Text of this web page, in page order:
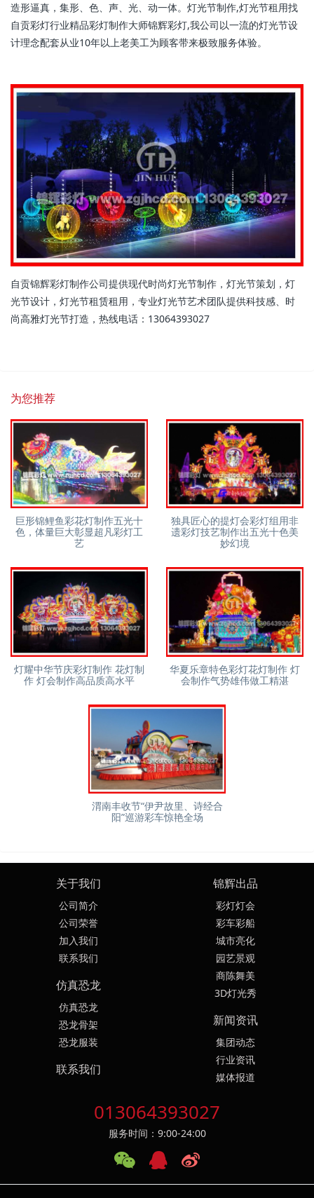
造形逼真，集形、色、声、光、动一体。灯光节制作,灯光节租用找
自贡彩灯行业精品彩灯制作大师锦辉彩灯,我公司以一流的灯光节设
计理念配套从业10年以上老美工为顾客带来极致服务体验。
自贡锦辉彩灯制作公司提供现代时尚灯光节制作，灯光节策划，灯
光节设计，灯光节租赁租用，专业灯光节艺术团队提供科技感、时
尚高雅灯光节打造，热线电话：13064393027
为您推荐
巨形锦鲤鱼彩花灯制作五光十
色，体量巨大彰显超凡彩灯工
艺
独具匠心的提灯会彩灯组用非
遗彩灯技艺制作出五光十色美
妙幻境
灯耀中华节庆彩灯制作 花灯制
作 灯会制作高品质高水平
华夏乐章特色彩灯花灯制作 灯
会制作气势雄伟做工精湛
渭南丰收节“伊尹故里、诗经合
阳”巡游彩车惊艳全场
关于我们
公司简介
公司荣誉
加入我们
联系我们
锦辉出品
彩灯灯会
彩车彩船
城市亮化
园艺景观
商陈舞美
3D灯光秀
仿真恐龙
仿真恐龙
恐龙骨架
恐龙服装
新闻资讯
集团动态
行业资讯
媒体报道
联系我们
013064393027
服务时间：9:00-24:00